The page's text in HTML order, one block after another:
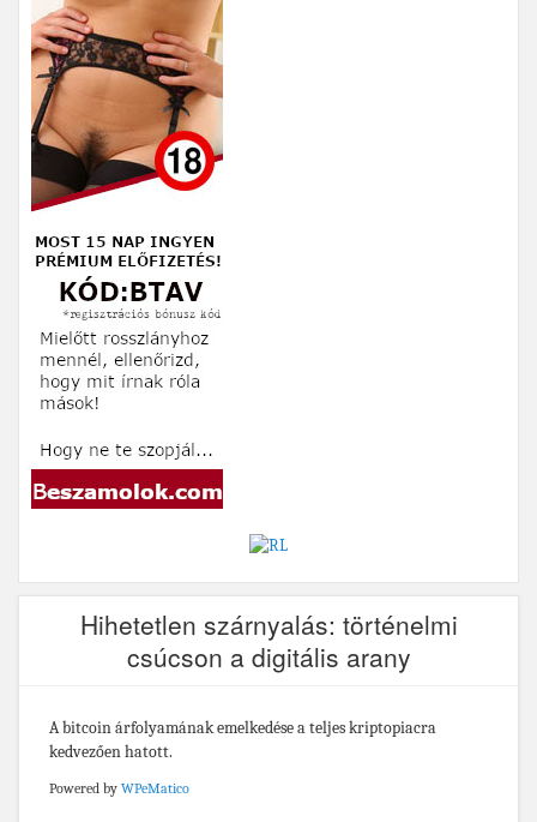
Hihetetlen szárnyalás: történelmi
csúcson a digitális arany
A bitcoin árfolyamának emelkedése a teljes kriptopiacra
kedvezően hatott.
Powered by WPeMatico